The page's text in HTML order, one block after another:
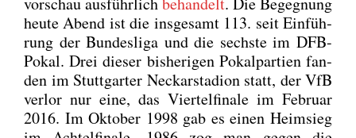
heu­te Abend ist die ins­ge­samt 113. seit Ein­füh­
rung der Bun­des­li­ga und die sechs­te im DFB-
Pokal. Drei die­ser bis­he­ri­gen Pokal­par­tien fan­
den im Stutt­gar­ter Neckar­sta­di­on statt, der VfB
ver­lor nur eine, das Vier­tel­fi­na­le im Febru­ar
2016. Im Okto­ber 1998 gab es einen Heim­sieg